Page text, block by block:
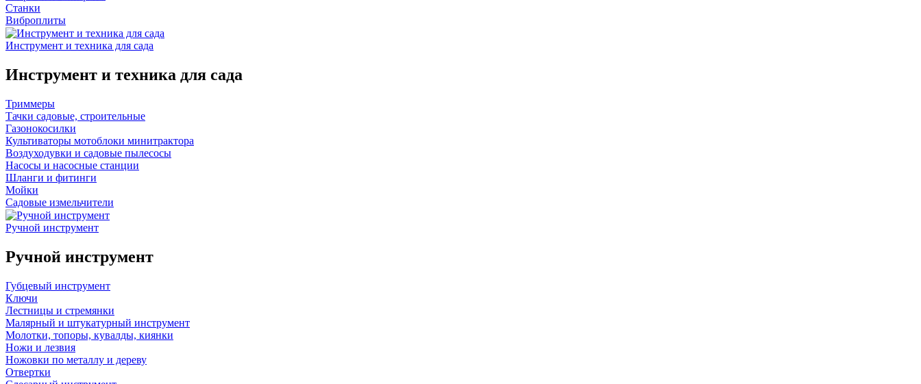
Станки
Виброплиты
Инструмент и техника для сада
Инструмент и техника для сада
Триммеры
Тачки садовые, строительные
Газонокосилки
Культиваторы мотоблоки минитрактора
Воздуходувки и садовые пылесосы
Насосы и насосные станции
Шланги и фитинги
Мойки
Садовые измельчители
Ручной инструмент
Ручной инструмент
Губцевый инструмент
Ключи
Лестницы и стремянки
Малярный и штукатурный инструмент
Молотки, топоры, кувалды, киянки
Ножи и лезвия
Ножовки по металлу и дереву
Отвертки